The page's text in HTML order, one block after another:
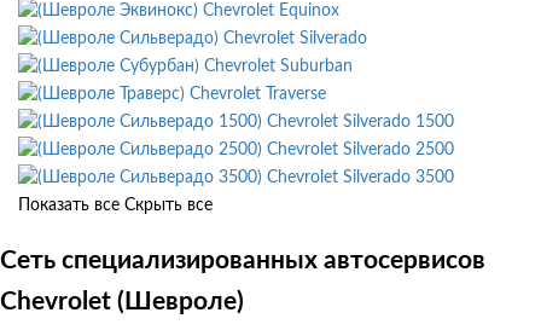
Chevrolet Equinox
Chevrolet Silverado
Chevrolet Suburban
Chevrolet Traverse
Chevrolet Silverado 1500
Chevrolet Silverado 2500
Chevrolet Silverado 3500
Показать все Скрыть все
Сеть специализированных автосервисов
Chevrolet (Шевроле)